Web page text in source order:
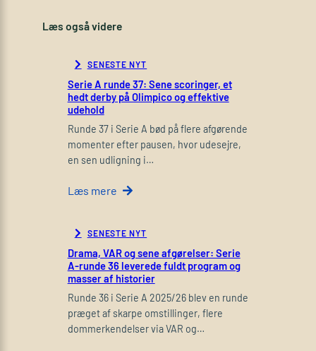
Læs også videre
SENESTE NYT
Serie A runde 37: Sene scoringer, et
hedt derby på Olimpico og effektive
udehold
Runde 37 i Serie A bød på flere afgørende
momenter efter pausen, hvor udesejre,
en sen udligning i…
Læs mere
SENESTE NYT
Drama, VAR og sene afgørelser: Serie
A-runde 36 leverede fuldt program og
masser af historier
Runde 36 i Serie A 2025/26 blev en runde
præget af skarpe omstillinger, flere
dommerkendelser via VAR og…